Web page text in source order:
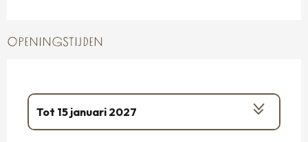
OPENINGSTIJDEN
Tot 15 januari 2027